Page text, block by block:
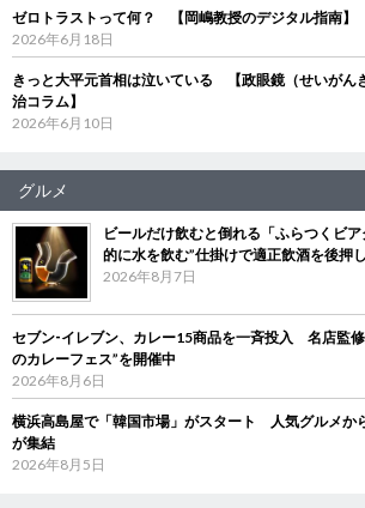
ゼロトラストって何？ 【岡嶋教授のデジタル指南】
2026年6月18日
きっと大平元首相は泣いている 【政眼鏡（せいがん
治コラム】
2026年6月10日
グルメ
ビールだけ飲むと倒れる「ふらつくビ
的に水を飲む”仕掛けで適正飲酒を後押し
2026年8月7日
セブン‐イレブン、カレー15商品を一斉投入 名店監
のカレーフェス”を開催中
2026年8月6日
横浜高島屋で「韓国市場」がスタート 人気グルメか
が集結
2026年8月5日